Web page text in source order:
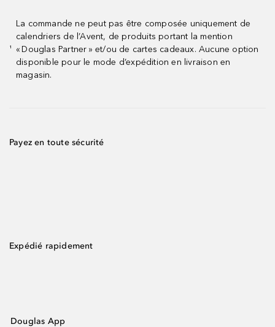
¹
La commande ne peut pas être composée uniquement de
calendriers de l’Avent, de produits portant la mention
« Douglas Partner » et/ou de cartes cadeaux. Aucune option
disponible pour le mode d’expédition en livraison en
magasin.
Payez en toute sécurité
Expédié rapidement
Douglas App